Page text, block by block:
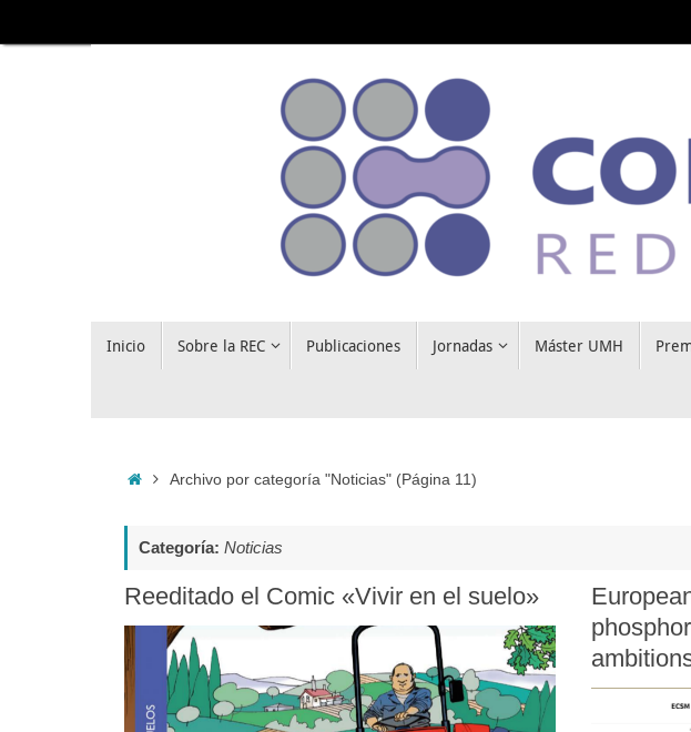
al
Inicio Sobre la REC Publicaciones Jornadas Máster UMH
InicioArchivo por categoría "Noticias"(Página 11)
Categoría: Noticias
Reeditado el Comic «Vivir en el suelo»